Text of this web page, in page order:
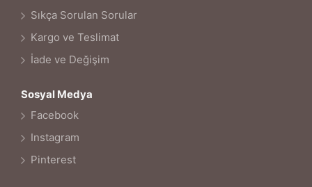
Sıkça Sorulan Sorular
Kargo ve Teslimat
İade ve Değişim
Sosyal Medya
Facebook
Instagram
Pinterest